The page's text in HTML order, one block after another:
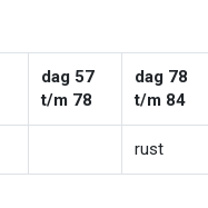
dag 57
t/m 78
dag 78
t/m 84
rust